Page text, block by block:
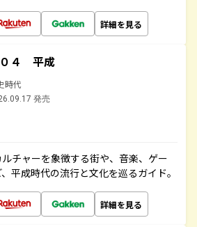
詳細を見る
４ 平成
時代
発売
チャーを象徴する街や、音楽、ゲー
平成時代の流行と文化を巡るガイド。
詳細を見る